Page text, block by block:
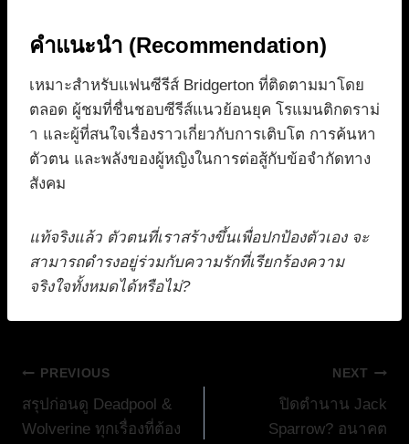
คำแนะนำ (Recommendation)
เหมาะสำหรับแฟนซีรีส์ Bridgerton ที่ติดตามมาโดย
ตลอด ผู้ชมที่ชื่นชอบซีรีส์แนวย้อนยุค โรแมนติกดราม่
า และผู้ที่สนใจเรื่องราวเกี่ยวกับการเติบโต การค้นหา
ตัวตน และพลังของผู้หญิงในการต่อสู้กับข้อจำกัดทาง
สังคม
แท้จริงแล้ว ตัวตนที่เราสร้างขึ้นเพื่อปกป้องตัวเอง จะ
สามารถดำรงอยู่ร่วมกับความรักที่เรียกร้องความ
จริงใจทั้งหมดได้หรือไม่?
แนะแนว
เรื่อง
PREVIOUS
สรุปก่อนดู Deadpool &
Wolverine ทุกเรื่องที่ต้อง
NEXT
ปิดตำนาน Jack
Sparrow? อนาคต